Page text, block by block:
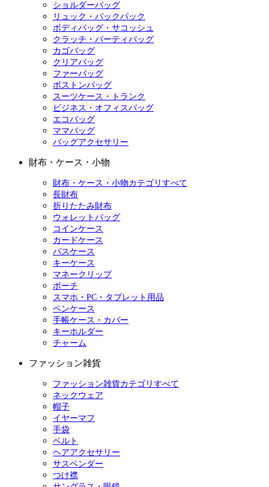
ショルダーバッグ
リュック・バックパック
ボディバッグ・サコッシュ
クラッチ・パーティバッグ
カゴバッグ
クリアバッグ
ファーバッグ
ボストンバッグ
スーツケース・トランク
ビジネス・オフィスバッグ
エコバッグ
ママバッグ
バッグアクセサリー
財布・ケース・小物
財布・ケース・小物カテゴリすべて
長財布
折りたたみ財布
ウォレットバッグ
コインケース
カードケース
パスケース
キーケース
マネークリップ
ポーチ
スマホ・PC・タブレット用品
ペンケース
手帳ケース・カバー
キーホルダー
チャーム
ファッション雑貨
ファッション雑貨カテゴリすべて
ネックウェア
帽子
イヤーマフ
手袋
ベルト
ヘアアクセサリー
サスペンダー
つけ襟